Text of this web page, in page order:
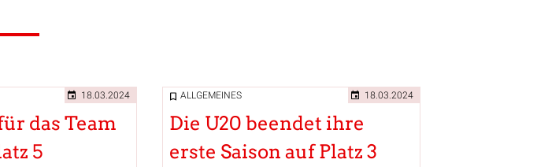
18.03.2024
das Team
5
ALLGEMEINES 18.03.2024
Die U20 beendet ihre
erste Saison auf Platz 3